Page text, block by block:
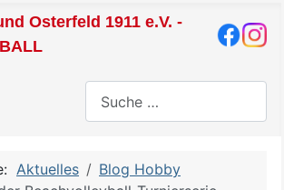
Osterfeld 1911 e.V. -
Aktuelles
Blog Hobby